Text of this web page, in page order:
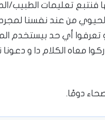
فنتبع تعليمات الطبيب/
من عند نفسنا
تعرفوا أي حد بيستخدم
معاه الكلام دا و دعونا
دومًا.